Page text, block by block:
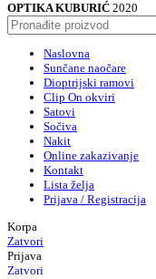
OPTIKA KUBURIĆ 2020
Naslovna
Sunčane naočare
Dioptrijski ramovi
Clip On okviri
Satovi
Sočiva
Nakit
Online zakazivanje
Kontakt
Lista želja
Prijava / Registracija
Korpa
Zatvori
Prijava
Zatvori